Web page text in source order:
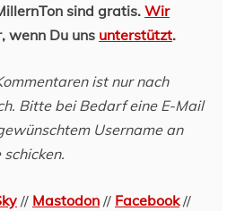
sind gratis. Wir
wenn Du uns unterstützt.
ist nur nach
Bitte bei Bedarf eine E-Mail
Username an
// Mastodon // Facebook//